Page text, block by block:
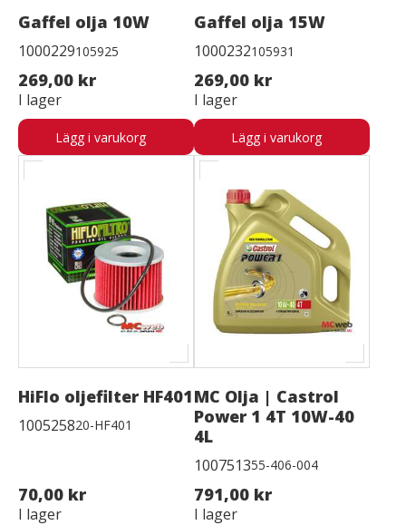
Gaffel olja 10W
1000229105925
269,00 kr
I lager
Lägg i varukorg
Gaffel olja 15W
1000232105931
269,00 kr
I lager
Lägg i varukorg
HiFlo oljefilter HF401
100525820-HF401
70,00 kr
I lager
MC Olja | Castrol
Power 1 4T 10W-40
4L
100751355-406-004
791,00 kr
I lager